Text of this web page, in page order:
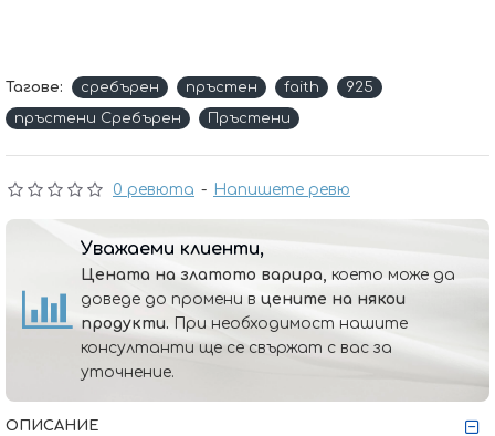
0 ревюта - Напишете ревю
Тагове: сребърен пръстен faith
925
пръстени Сребърен
Пръстени
Уважаеми клиенти,
Цената на златото варира,
което може да
доведе до промени в цените на някои
продукти. При необходимост нашите
консултанти ще се свържат с вас за
уточнение.
ОПИСАНИЕ